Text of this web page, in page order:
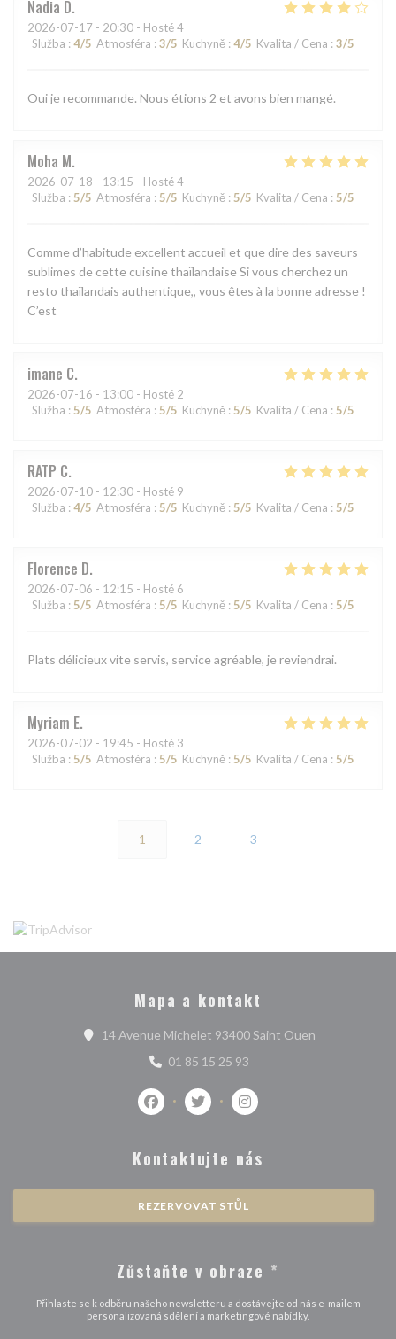
Nadia D
2026-07-17 - 20:30 - Hosté 4
Služba : 4/5 Atmosféra : 3/5 Kuchyně : 4/5 Kvalita / Cena : 3/5
Oui je recommande. Nous étions 2 et avons bien mangé.
Moha M
2026-07-18 - 13:15 - Hosté 4
Služba : 5/5 Atmosféra : 5/5 Kuchyně : 5/5 Kvalita / Cena : 5/5
Comme d’habitude excellent accueil et que dire des saveurs
sublimes de cette cuisine thaïlandaise Si vous cherchez un
resto thaïlandais authentique,, vous êtes à la bonne adresse !
C’est
imane C
2026-07-16 - 13:00 - Hosté 2
Služba : 5/5 Atmosféra : 5/5 Kuchyně : 5/5 Kvalita / Cena : 5/5
RATP C
2026-07-10 - 12:30 - Hosté 9
Služba : 4/5 Atmosféra : 5/5 Kuchyně : 5/5 Kvalita / Cena : 5/5
Florence D
2026-07-06 - 12:15 - Hosté 6
Služba : 5/5 Atmosféra : 5/5 Kuchyně : 5/5 Kvalita / Cena : 5/5
Plats délicieux vite servis, service agréable, je reviendrai.
Myriam E
2026-07-02 - 19:45 - Hosté 3
Služba : 5/5 Atmosféra : 5/5 Kuchyně : 5/5 Kvalita / Cena : 5/5
1 2 3
Mapa a kontakt
14 Avenue Michelet 93400 Saint Ouen((otevře se v
01 85 15 25 93
Facebook ((otevře se v novém okně))
Twitter ((otevře se v novém
Instagram ((otevře se v
Kontaktujte nás
REZERVOVAT STŮL
Zůstaňte v obraze *
Přihlaste se k odběru našeho newsletteru a dostávejte od nás e-mailem
personalizovaná sdělení a marketingové nabídky.